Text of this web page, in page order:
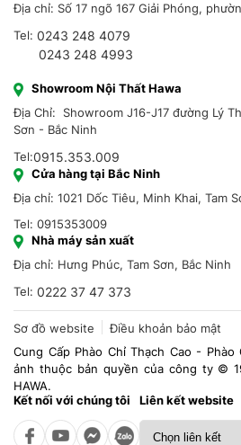
Địa chỉ: Số 17 ngõ 167 Giải Phóng,
Tel: 0243 248 4079
0243 248 4993
Showroom Nội Thất Hawa
Địa Chỉ: Showroom J16-J17 đường Lý
Sơn - Bắc Ninh
Tel:0915.353.009
Cửa hàng tại Bắc Ninh
Địa chỉ: 1021 Dốc Tiêu, Minh Khai, Tam
Tel: 0915353009
Nhà máy sản xuất
Địa chỉ: Hưng Phúc, Tam Sơn, Bắc Ninh
Tel: 0222 37 47 373
Sơ đồ website
Điều khoản bảo mật
Cung Cấp Phào Chỉ Thạch Cao -
ảnh thuộc bản quyền của công ty ©
HAWA.
Kết nối với chúng tôi
Liên kết website